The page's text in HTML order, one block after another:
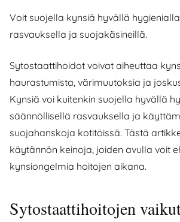
Voit suojella kynsiä hyvällä
rasvauksella ja suojakäsineillä.
Sytostaattihoidot voivat aiheuttaa
haurastumista, värimuutoksia ja
Kynsiä voi kuitenkin suojella hyvällä
säännöllisellä rasvauksella ja
suojahanskoja kotitöissä. Tästä
käytännön keinoja, joiden avulla voit
kynsiongelmia hoitojen aikana.
Sytostaattihoitojen